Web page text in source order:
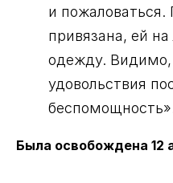
и пожаловаться.
привязана, ей
одежду. Видимо,
удовольствия
Была освобождена 12